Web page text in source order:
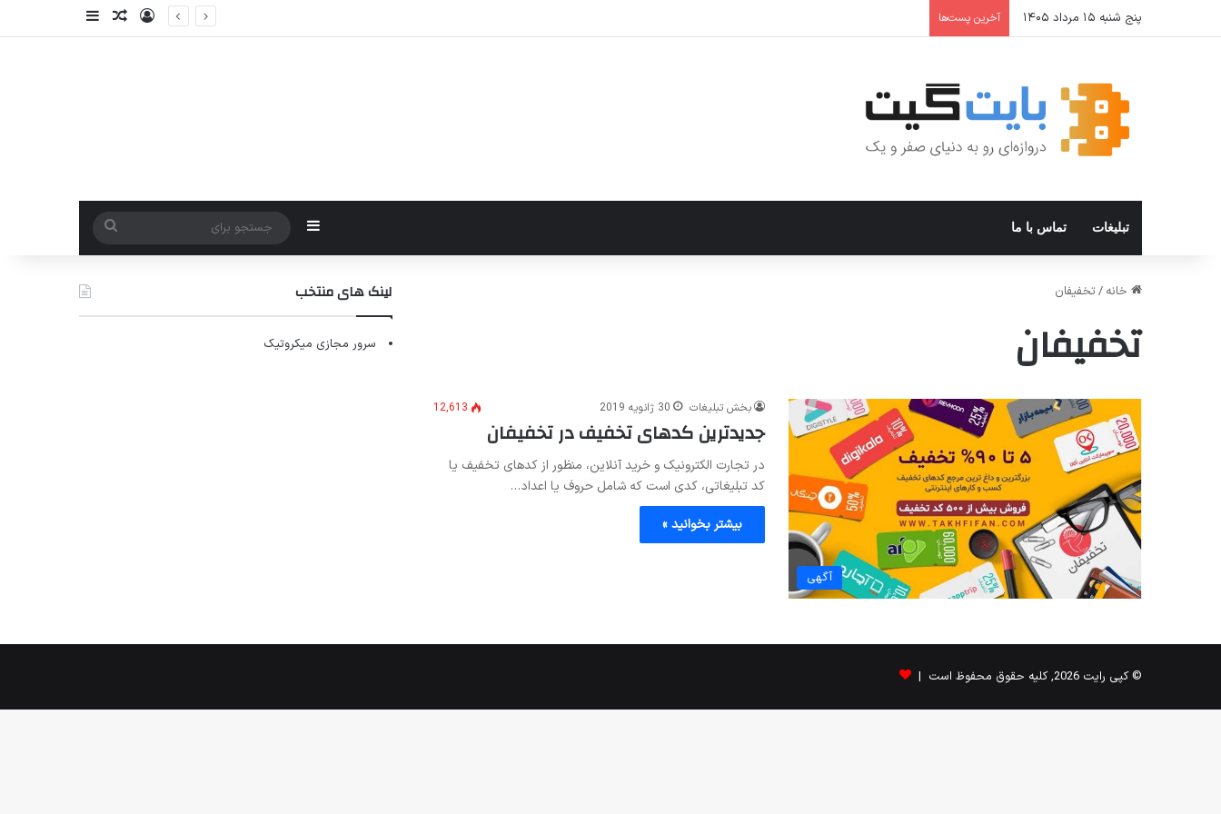
پنج شنبه ۱۵ مرداد ۱۴۰۵ آخرین پست‌ها ورودنوشته تصادفی
سایدبار
تبلیغات تماس با ما سایدبار
جستجو
برای
خانه / تخفیفان
تخفیفان
آگهی
بخش تبلیغات 30 ژانویه 2019 12,613
جدیدترین کدهای تخفیف در تخفیفان
در تجارت الکترونیک و خرید آنلاین، منظور از کدهای تخفیف یا
کد تبلیغاتی، کدی است که شامل حروف یا اعداد…
بیشتر بخوانید »
لینک های منتخب
سرور مجازی میکروتیک
© کپی رایت 2026, کلیه حقوق محفوظ است |